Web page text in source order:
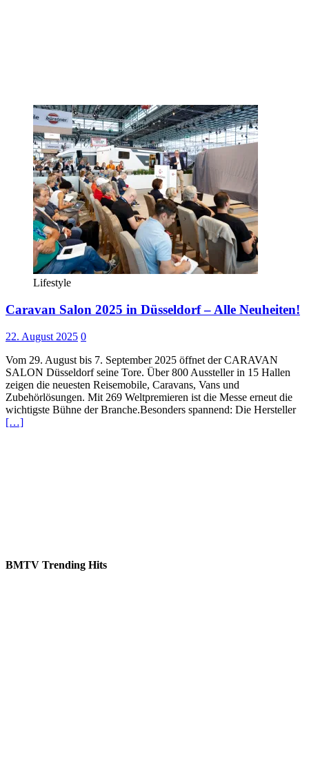
Lifestyle
Caravan Salon 2025 in Düsseldorf – Alle Neuheiten!
22. August 2025 0
Vom 29. August bis 7. September 2025 öffnet der CARAVAN
SALON Düsseldorf seine Tore. Über 800 Aussteller in 15 Hallen
zeigen die neuesten Reisemobile, Caravans, Vans und
Zubehörlösungen. Mit 269 Weltpremieren ist die Messe erneut die
wichtigste Bühne der Branche.Besonders spannend: Die Hersteller
[…]
BMTV Trending Hits